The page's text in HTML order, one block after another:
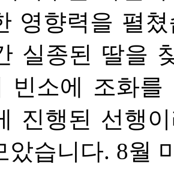
영향력을 펼
실종된 딸을
빈소에 조화
진행된 선행
았습니다. 8월